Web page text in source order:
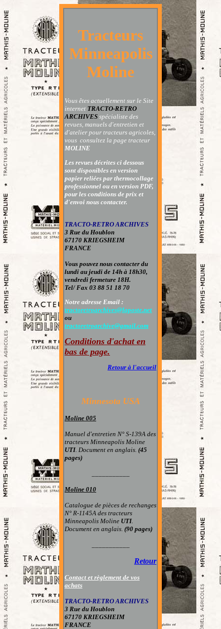
Tracteurs
Minneapolis
Moline
Vous êtes actuellement sur le Site
internet TRACTO-RETRO
ARCHIVES spécialiste des
revues, manuels d'entretien et
d'atelier pour tracteurs agricoles,
vous consultez la page tracteur
MOLINE
Les revues décrites ci dessous
sont disponibles en version
papier reliées par thermocollage
professionnel ou en version PDF,
pour les conditions de prix et
d'envoi nous contacter.
TRACTO-RETRO ARCHIVES
3 Rue du Houblon
67170 KRIEGSHEIM
FRANCE
Vous pouvez nous contacter du
lundi au jeudi de 14h à 18h30,
vendredi fermeture 18H.
Tel/ Fax 03 88 51 18 70
Notre adresse Email :
tractoretroarchives@laposte.net
ou
tractoretroarchive@gmail.com
Conditions d'achat en
bas de page.
Retour à l'accueil
Minnesota USA
Moline 005
Manuel d'entretien N° S-139A des
tracteurs Minneapolis Moline
UTI. Document en anglais. (45
pages)
Moline 010
Catalogue de pièces de rechanges
N° R-1145A des tracteurs
Minneapolis Moline UTI.
Document en anglais. (90 pages)
Retour
Contact et règlement de vos
achats
TRACTO-RETRO ARCHIVES
3 Rue du Houblon
67170 KRIEGSHEIM
FRANCE